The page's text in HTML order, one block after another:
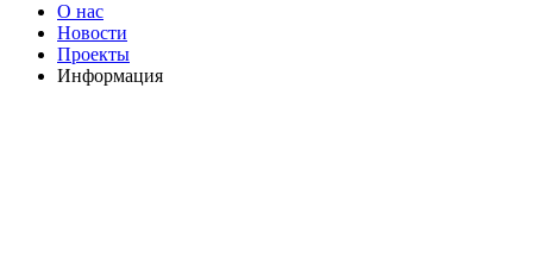
О нас
Новости
Проекты
Информация